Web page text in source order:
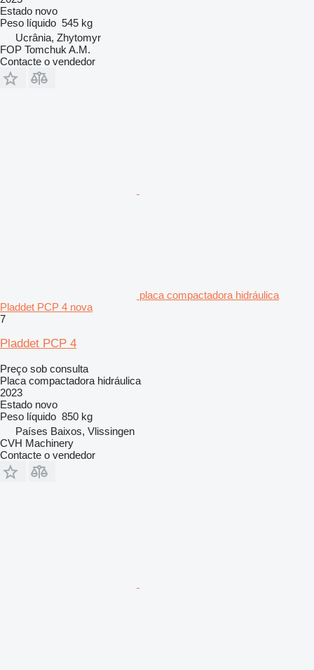
Estado novo
Peso líquido 545 kg
Ucrânia, Zhytomyr
FOP Tomchuk A.M.
Contacte o vendedor
placa compactadora hidráulica
Pladdet PCP 4 nova
7
Pladdet PCP 4
Preço sob consulta
Placa compactadora hidráulica
2023
Estado novo
Peso líquido 850 kg
Países Baixos, Vlissingen
CVH Machinery
Contacte o vendedor